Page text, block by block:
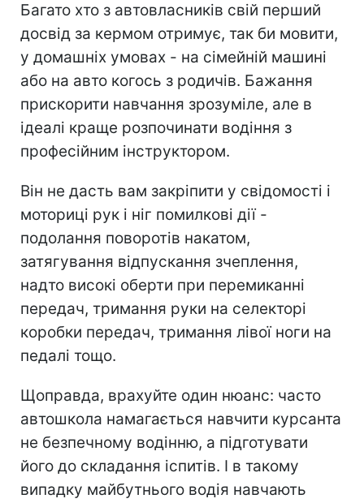
Багато хто з автовласників свій перший
досвід за кермом отримує, так би мовити,
у домашніх умовах - на сімейній машині
або на авто когось з родичів. Бажання
прискорити навчання зрозуміле, але в
ідеалі краще розпочинати водіння з
професійним інструктором.
Він не дасть вам закріпити у свідомості і
моториці рук і ніг помилкові дії -
подолання поворотів накатом,
затягування відпускання зчеплення,
надто високі оберти при перемиканні
передач, тримання руки на селекторі
коробки передач, тримання лівої ноги на
педалі тощо.
Щоправда, врахуйте один нюанс: часто
автошкола намагається навчити курсанта
не безпечному водінню, а підготувати
його до складання іспитів. І в такому
випадку майбутнього водія навчають